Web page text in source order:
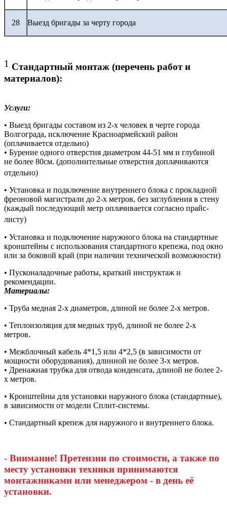
28 Выезд бригады за черту города
1 Стандартный монтаж (перечень работ и
материалов):
Услуги:
• Выезд бригады составом из 2-х человек в черте города
Волгограда, исключение Красноармейский район
(оплачивается отдельно)
• Бурение одного отверстия диаметром 44-51 мм и глубиной
не более 80см. (дополнительные отверстия доплачиваются
отдельно)
• Установка и подключение внутреннего блока с прокладной
фреоновой магистрали до 2-х метров, без заглубления в стену
(каждый последующий метр оплачивается согласно прайс-
листу)
• Установка и подключение наружного блока на стандартные
кронштейны с использования стандартного крепежа, под окно
или за боковой край (при наличии технической возможности)
• Пусконаладочные работы, краткий инструктаж и
рекомендации.
Материалы:
• Труба медная 2-х диаметров, длиной не более 2-х метров.
• Теплоизоляция для медных труб, длиной не более 2-х
метров.
• Межблочный кабель 4*1,5 или 4*2,5 (в зависимости от
мощности оборудования), длинной не более 3-х метров.
• Дренажная трубка для отвода конденсата, длиной не более 2-
х метров.
• Кронштейны для установки наружного блока (стандартные),
в зависимости от модели Сплит-системы.
• Стандартный крепеж для наружного и внутреннего блока.
- Внимание! Претензии по стоимости, а также по
месту установки техники принимаются
монтажниками или менеджером - в день её
установки.